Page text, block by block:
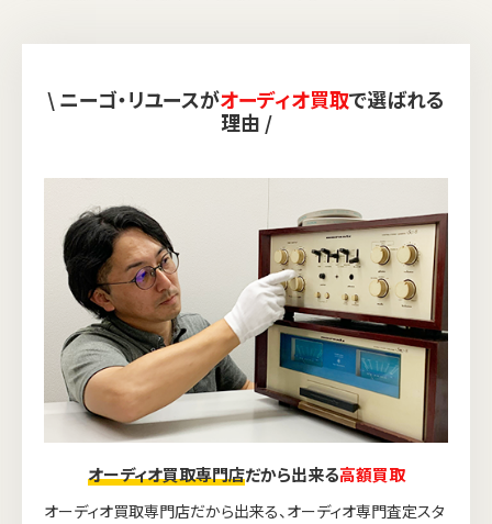
\ ニーゴ・リユースがオーディオ買取で選ばれる
理由 /
オーディオ買取専門店だから出来る高額買取
オーディオ買取専門店だから出来る、オーディオ専門査定スタ